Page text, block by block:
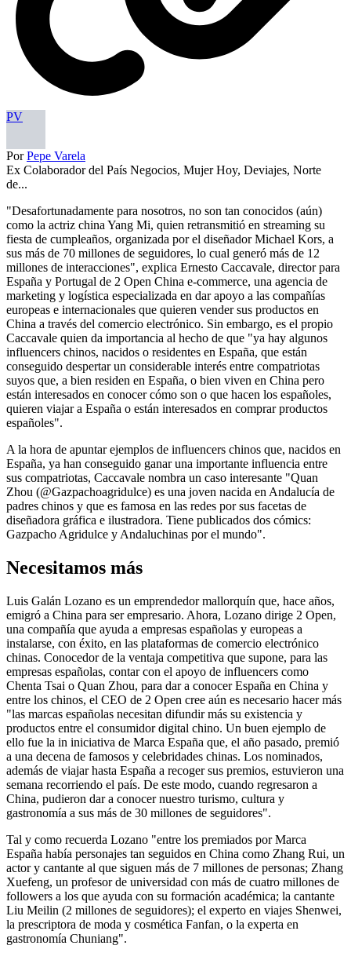
PV
PorPepe Varela
Ex Colaborador del País Negocios, Mujer Hoy, Deviajes, Norte
de...
"Desafortunadamente para nosotros, no son tan conocidos (aún)
como la actriz china Yang Mi, quien retransmitió en streaming su
fiesta de cumpleaños, organizada por el diseñador Michael Kors, a
sus más de 70 millones de seguidores, lo cual generó más de 12
millones de interacciones", explica Ernesto Caccavale, director para
España y Portugal de 2 Open China e-commerce, una agencia de
marketing y logística especializada en dar apoyo a las compañías
europeas e internacionales que quieren vender sus productos en
China a través del comercio electrónico. Sin embargo, es el propio
Caccavale quien da importancia al hecho de que "ya hay algunos
influencers chinos, nacidos o residentes en España, que están
conseguido despertar un considerable interés entre compatriotas
suyos que, a bien residen en España, o bien viven en China pero
están interesados en conocer cómo son o que hacen los españoles,
quieren viajar a España o están interesados en comprar productos
españoles".
A la hora de apuntar ejemplos de influencers chinos que, nacidos en
España, ya han conseguido ganar una importante influencia entre
sus compatriotas, Caccavale nombra un caso interesante "Quan
Zhou (@Gazpachoagridulce) es una joven nacida en Andalucía de
padres chinos y que es famosa en las redes por sus facetas de
diseñadora gráfica e ilustradora. Tiene publicados dos cómics:
Gazpacho Agridulce y Andaluchinas por el mundo".
Necesitamos más
Luis Galán Lozano es un emprendedor mallorquín que, hace años,
emigró a China para ser empresario. Ahora, Lozano dirige 2 Open,
una compañía que ayuda a empresas españolas y europeas a
instalarse, con éxito, en las plataformas de comercio electrónico
chinas. Conocedor de la ventaja competitiva que supone, para las
empresas españolas, contar con el apoyo de influencers como
Chenta Tsai o Quan Zhou, para dar a conocer España en China y
entre los chinos, el CEO de 2 Open cree aún es necesario hacer más
"las marcas españolas necesitan difundir más su existencia y
productos entre el consumidor digital chino. Un buen ejemplo de
ello fue la in iniciativa de Marca España que, el año pasado, premió
a una decena de famosos y celebridades chinas. Los nominados,
además de viajar hasta España a recoger sus premios, estuvieron una
semana recorriendo el país. De este modo, cuando regresaron a
China, pudieron dar a conocer nuestro turismo, cultura y
gastronomía a sus más de 30 millones de seguidores".
Tal y como recuerda Lozano "entre los premiados por Marca
España había personajes tan seguidos en China como Zhang Rui, un
actor y cantante al que siguen más de 7 millones de personas; Zhang
Xuefeng, un profesor de universidad con más de cuatro millones de
followers a los que ayuda con su formación académica; la cantante
Liu Meilin (2 millones de seguidores); el experto en viajes Shenwei,
la prescriptora de moda y cosmética Fanfan, o la experta en
gastronomía Chuniang".